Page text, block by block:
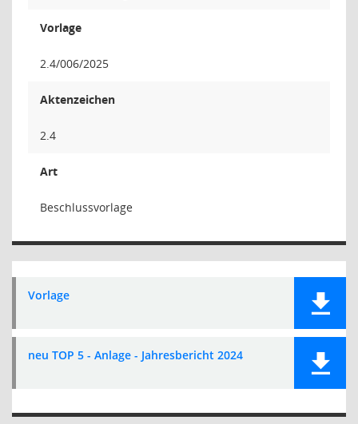
Vorlage
2.4/006/2025
Aktenzeichen
2.4
Art
Beschlussvorlage
Vorlage
neu TOP 5 - Anlage - Jahresbericht 2024